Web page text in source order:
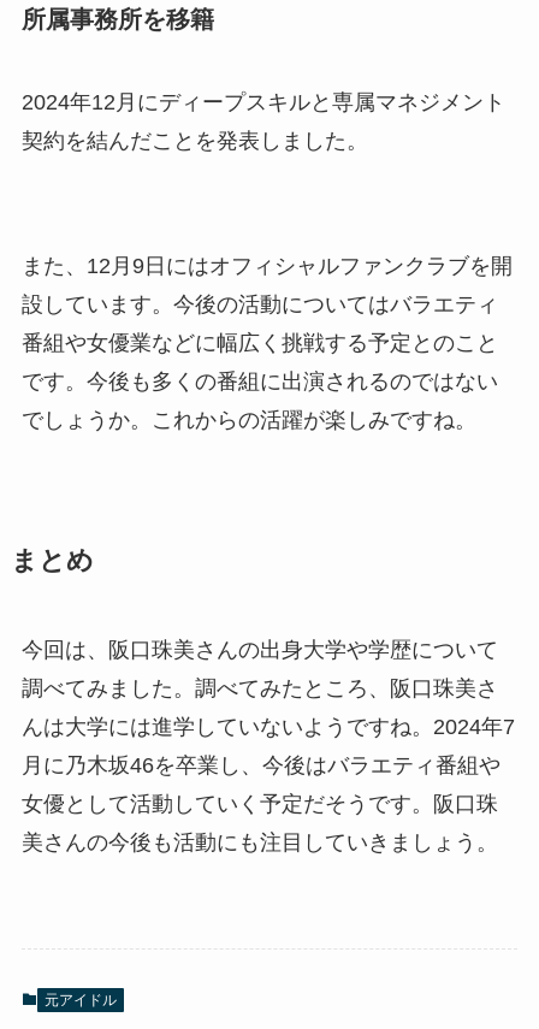
所属事務所を移籍
2024年12月にディープスキルと専属マネジメント
契約を結んだことを発表しました。
また、12月9日にはオフィシャルファンクラブを開
設しています。今後の活動についてはバラエティ
番組や女優業などに幅広く挑戦する予定とのこと
です。今後も多くの番組に出演されるのではない
でしょうか。これからの活躍が楽しみですね。
まとめ
今回は、阪口珠美さんの出身大学や学歴について
調べてみました。調べてみたところ、阪口珠美さ
んは大学には進学していないようですね。2024年7
月に乃木坂46を卒業し、今後はバラエティ番組や
女優として活動していく予定だそうです。阪口珠
美さんの今後も活動にも注目していきましょう。
元アイドル